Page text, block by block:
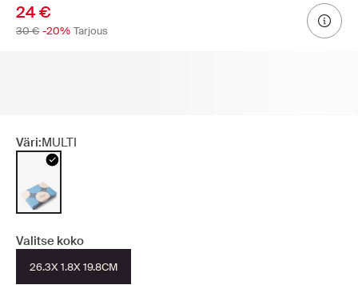
24 €
30 € -20% Tarjous
Väri:MULTI
Valitse koko
26.3X 1.8X 19.8CM